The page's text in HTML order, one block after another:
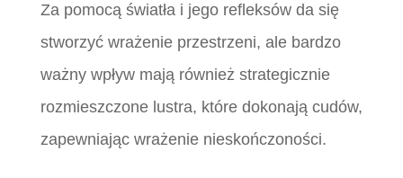
Za pomocą światła i jego refleksów da się
stworzyć wrażenie przestrzeni, ale bardzo
ważny wpływ mają również strategicznie
rozmieszczone lustra, które dokonają cudów,
zapewniając wrażenie nieskończoności.